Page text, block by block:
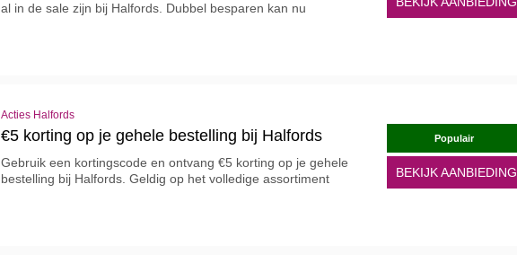
al in de sale zijn bij Halfords. Dubbel besparen kan nu
Acties Halfords
€5 korting op je gehele bestelling bij Halfords
Gebruik een kortingscode en ontvang €5 korting op je gehele
bestelling bij Halfords. Geldig op het volledige assortiment
Populair
BEKIJK AANBIEDING